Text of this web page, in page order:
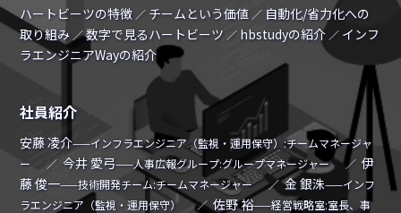
ハートビーツの特徴 ／ チームという価値 ／ 自動化/省力化への
取り組み ／数字で見るハートビーツ ／ hbstudyの紹介 ／ インフ
ラエンジニアWayの紹介
社員紹介
安藤 凌介——インフラエンジニア（監視・運用保守）:チームマネージャ
ー
／今井 愛弓——人事広報グループ:グループマネージャー ／伊
藤 俊一——技術開発チーム:チームマネージャー ／金 銀洙——インフ
ラエンジニア（監視・運用保守）
／佐野 裕——経営戦略室:室長、事